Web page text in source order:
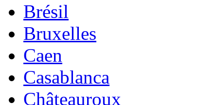
Brésil
Bruxelles
Caen
Casablanca
Châteauroux